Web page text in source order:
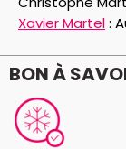
Xavier Martel:
BON À